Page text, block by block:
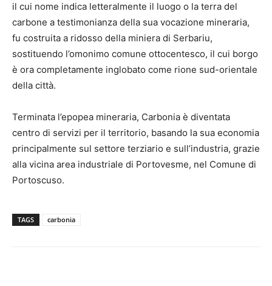
il cui nome indica letteralmente il luogo o la terra del
carbone a testimonianza della sua vocazione mineraria,
fu costruita a ridosso della miniera di Serbariu,
sostituendo l’omonimo comune ottocentesco, il cui borgo
è ora completamente inglobato come rione sud-orientale
della città.
Terminata l’epopea mineraria, Carbonia è diventata
centro di servizi per il territorio, basando la sua economia
principalmente sul settore terziario e sull’industria, grazie
alla vicina area industriale di Portovesme, nel Comune di
Portoscuso.
TAGS carbonia